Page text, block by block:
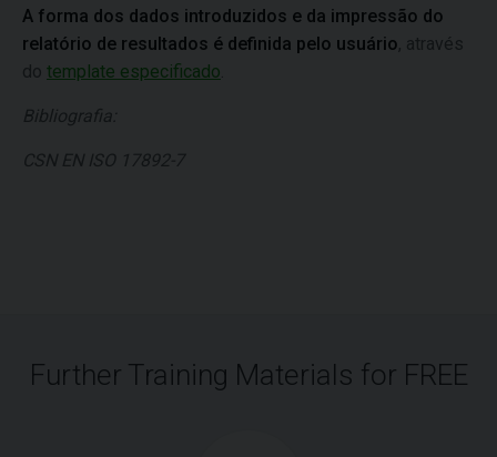
A forma dos dados introduzidos e da impressão do
relatório de resultados é definida pelo usuário, através
do template especificado
Bibliografia:
CSN EN ISO 17892-7
Further Training Materials for FREE